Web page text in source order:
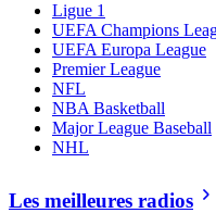
Ligue 1
UEFA Champions
UEFA Europa League
Premier League
NFL
NBA Basketball
Major League Baseball
NHL
Les meilleures radios